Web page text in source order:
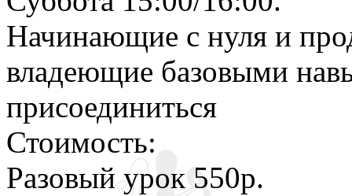
Начинающие с нуля и
владеющие базовыми
присоединиться
Стоимость:
Разовый урок 550р.